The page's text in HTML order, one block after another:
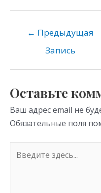
o
kl
as
ni
ki
gr
a
m
← Предыдущая
Запись
Оставьте
Ваш адрес email не
Обязательные поля
здесь...